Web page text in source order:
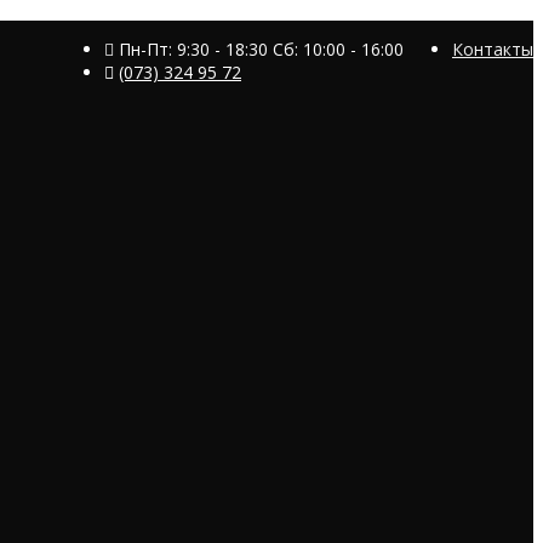
Контакты
Пн-Пт: 9:30 - 18:30 Сб: 10:00 - 16:00
(073) 324 95 72